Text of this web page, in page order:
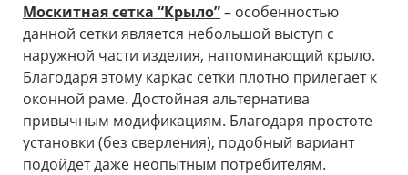
Москитная сетка “Крыло”– особенностью
данной сетки является небольшой выступ с
наружной части изделия, напоминающий крыло.
Благодаря этому каркас сетки плотно прилегает к
оконной раме. Достойная альтернатива
привычным модификациям. Благодаря простоте
установки (без сверления), подобный вариант
подойдет даже неопытным потребителям.